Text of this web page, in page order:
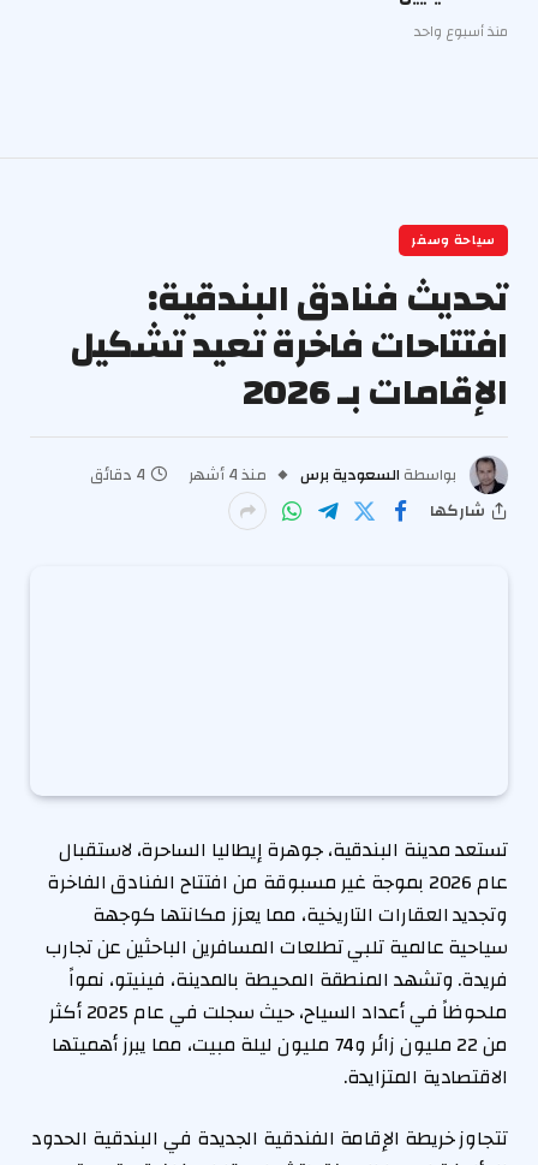
منذ أسبوع واحد
سياحة وسفر
تحديث فنادق البندقية:
افتتاحات فاخرة تعيد تشكيل
الإقامات بـ 2026
بواسطة السعودية برس منذ 4 أشهر
4 دقائق
شاركها
تستعد مدينة البندقية، جوهرة إيطاليا الساحرة، لاستقبال
عام 2026 بموجة غير مسبوقة من افتتاح الفنادق الفاخرة
وتجديد العقارات التاريخية، مما يعزز مكانتها كوجهة
سياحية عالمية تلبي تطلعات المسافرين الباحثين عن تجارب
فريدة. وتشهد المنطقة المحيطة بالمدينة، فينيتو، نمواً
ملحوظاً في أعداد السياح، حيث سجلت في عام 2025 أكثر
من 22 مليون زائر و74 مليون ليلة مبيت، مما يبرز أهميتها
الاقتصادية المتزايدة.
تتجاوز خريطة الإقامة الفندقية الجديدة في البندقية الحدود